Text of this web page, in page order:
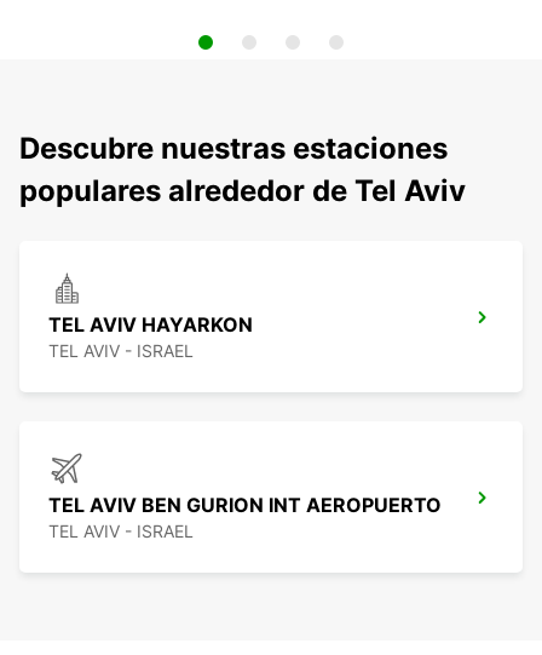
Descubre nuestras estaciones
populares alrededor de Tel Aviv
TEL AVIV HAYARKON
TEL AVIV - ISRAEL
TEL AVIV BEN GURION INT AEROPUERTO
TEL AVIV - ISRAEL